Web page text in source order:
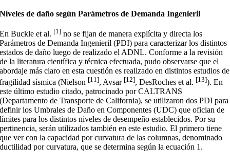
Niveles de daño según Parámetros de Demanda Ingenieril
En Buckle et al. [1] no se fijan de manera explícita y directa los
Parámetros de Demanda Ingenieril (PDI) para caracterizar los distintos
estados de daño luego de realizado el ADNL. Conforme a la revisión
de la literatura científica y técnica efectuada, pudo observarse que el
abordaje más claro en esta cuestión es realizado en distintos estudios de
fragilidad sísmica (Nielson [11], Avsar [12], DesRoches et al. [13]). En
este último estudio citado, patrocinado por CALTRANS
(Departamento de Transporte de California), se utilizaron dos PDI para
definir los Umbrales de Daño en Componentes (UDC) que ofician de
límites para los distintos niveles de desempeño establecidos. Por su
pertinencia, serán utilizados también en este estudio. El primero tiene
que ver con la capacidad por curvatura de las columnas, denominado
ductilidad por curvatura, que se determina según la ecuación 1.